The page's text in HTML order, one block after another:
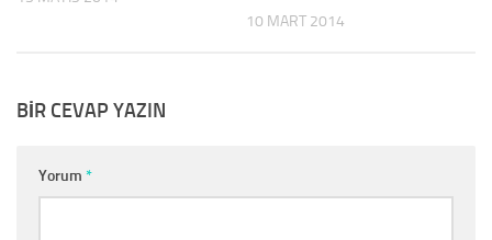
10 MART 2014
BIR CEVAP YAZIN
Yorum *